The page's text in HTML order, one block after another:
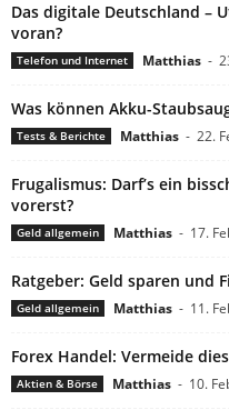
Das digitale Deutschland –
voran?
Telefon und Internet Matthias -
Was können Akku-
Tests & Berichte Matthias - 22.
Frugalismus: Darf’s ein
vorerst?
Geld allgemein Matthias - 17.
Ratgeber: Geld sparen und
Geld allgemein Matthias - 11.
Forex Handel: Vermeide
Aktien & Börse Matthias - 10.